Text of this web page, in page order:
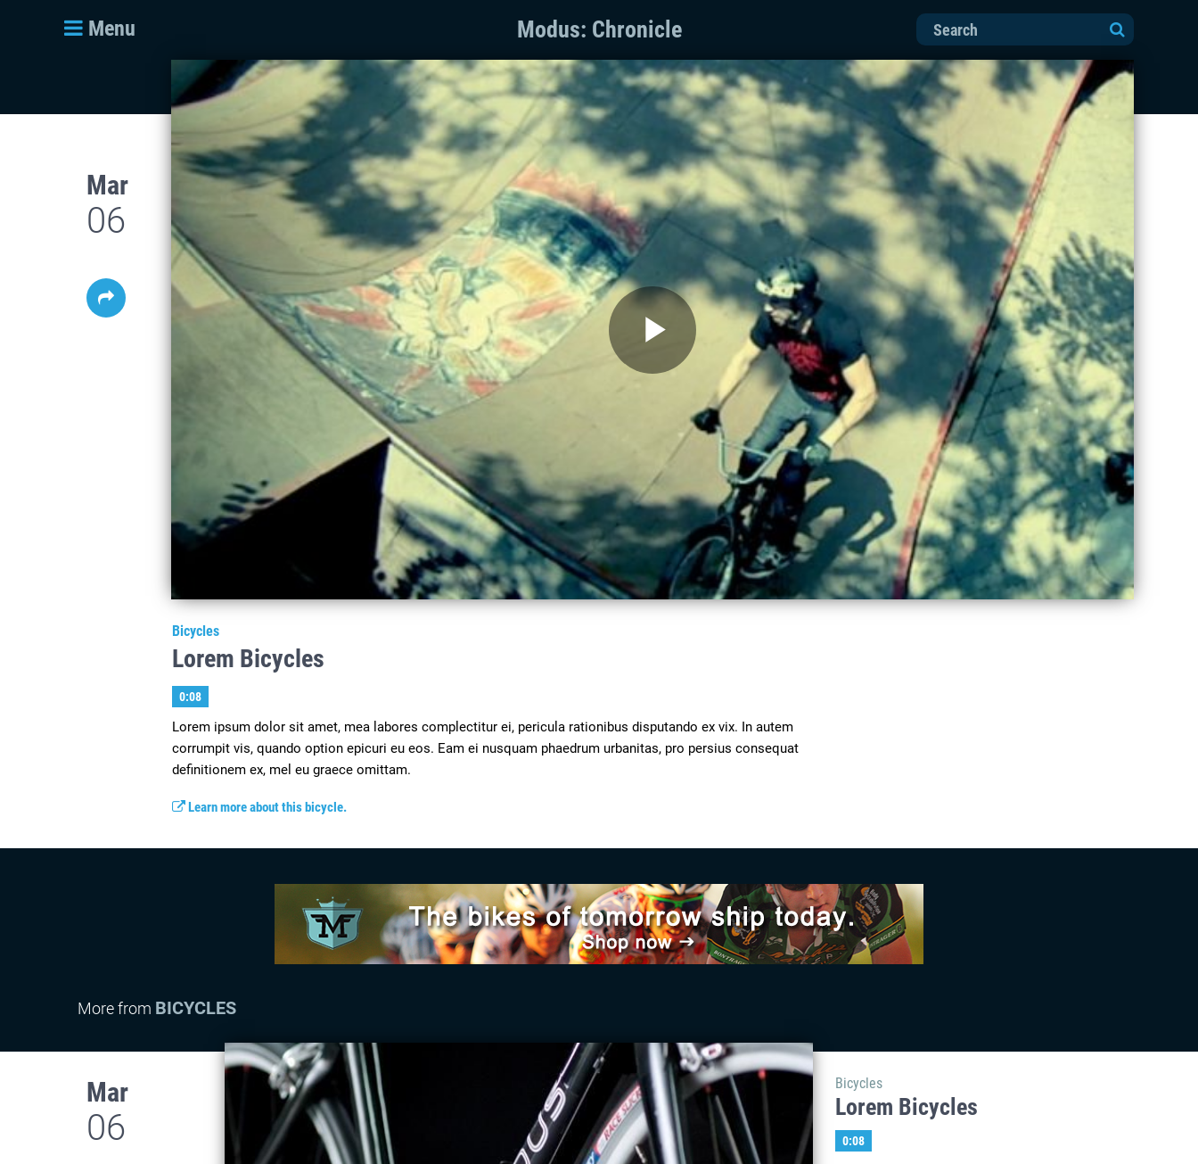
Menu Modus: Chronicle
Mar
06
Play
Video
Bicycles
Lorem Bicycles
0:08
Lorem ipsum dolor sit amet, mea labores complectitur ei, pericula rationibus disputando ex vix. In autem
corrumpit vis, quando option epicuri eu eos. Eam ei nusquam phaedrum urbanitas, pro persius consequat
definitionem ex, mel eu graece omittam.
Learn more about this bicycle.
More from BICYCLES
Mar
06
Bicycles
Lorem Bicycles
0:08